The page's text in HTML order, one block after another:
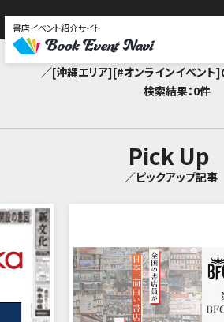
書店イベント紹介サイト
Search
／[沖縄エリア][#オンラインイベント
検索結果：0件
Pick Up
／ピックアップ記事